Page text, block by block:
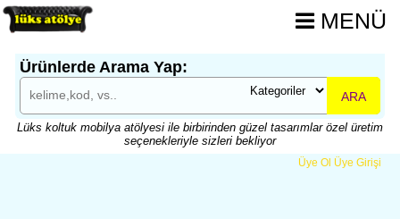
MENÜ
Ürünlerde Arama Yap:
ARA
Lüks koltuk mobilya atölyesi ile birbirinden güzel tasarımlar özel üretim
seçenekleriyle sizleri bekliyor
Üye Ol Üye Girişi